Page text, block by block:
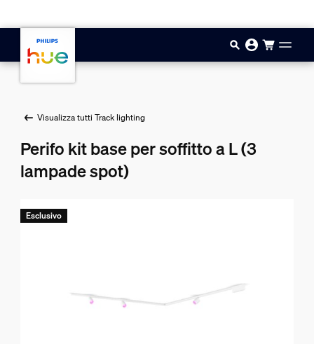
Visualizza tutti Track lighting
Perifo kit base per soffitto a L (3
lampade spot)
Esclusivo